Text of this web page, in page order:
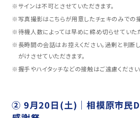
※サインは不可とさせていただきます。
※写真撮影はこちらが用意したチェキのみでの
※待機人数によっては早めに締め切らせていた
※長時間の会話はお控えください。過剰と判断
がけさせていただきます。
※握手やハイタッチなどの接触はご遠慮ください
② 9月20日(土)｜相模原市民